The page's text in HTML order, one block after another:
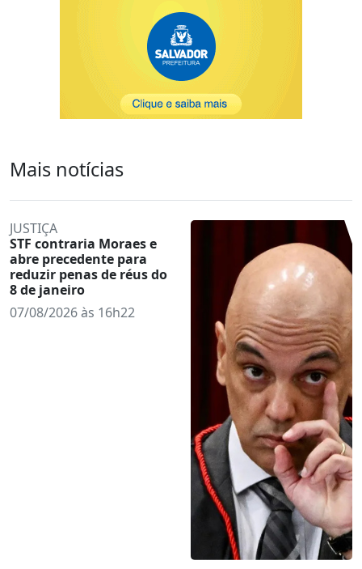
Mais notícias
JUSTIÇA
STF contraria Moraes e
abre precedente para
reduzir penas de réus do
8 de janeiro
07/08/2026 às 16h22